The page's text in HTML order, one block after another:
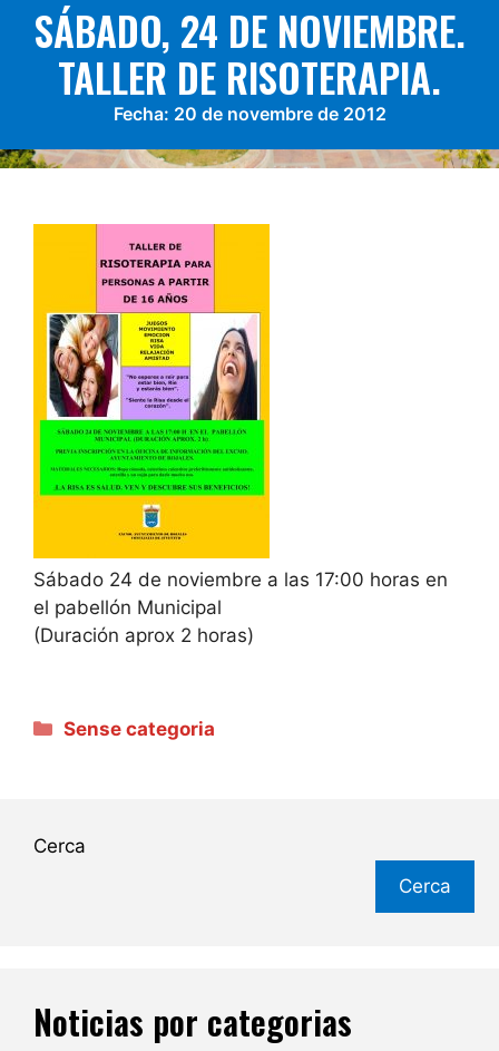
SÁBADO, 24 DE NOVIEMBRE.
TALLER DE RISOTERAPIA.
Fecha: 20 de novembre de 2012
Sábado 24 de noviembre a las 17:00 horas en
el pabellón Municipal
(Duración aprox 2 horas)
Categories
Sense categoria
Cerca
Cerca
Noticias por categorias